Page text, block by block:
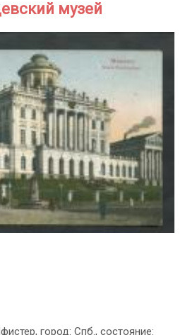
музей
город: Спб., состояние: